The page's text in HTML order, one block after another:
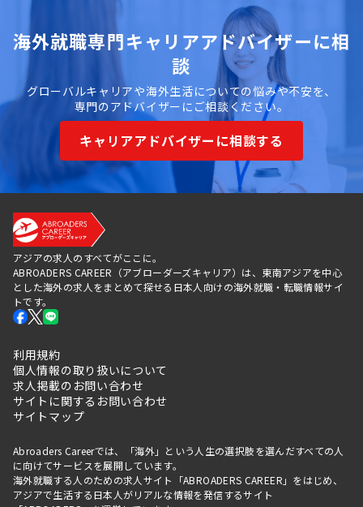
海外就職専門キャリアアドバイザーに相
談
グローバルキャリアや海外生活についての悩みや不安を、
専門のアドバイザーにご相談ください。
キャリアアドバイザーに相談する
アジアの求人のすべてがここに。
ABROADERS CAREER（アブローダーズキャリア）は、東南アジアを中心
とした海外の求人をまとめて探せる日本人向けの海外就職・転職情報サイ
トです。
利用規約
個人情報の取り扱いについて
求人掲載のお問い合わせ
サイトに関するお問い合わせ
サイトマップ
Abroaders Careerでは、「海外」という人生の選択肢を選んだすべての人
に向けてサービスを展開しています。
海外就職する人のための求人サイト「ABROADERS CAREER」をはじめ、
アジアで生活する日本人がリアルな情報を発信するサイト